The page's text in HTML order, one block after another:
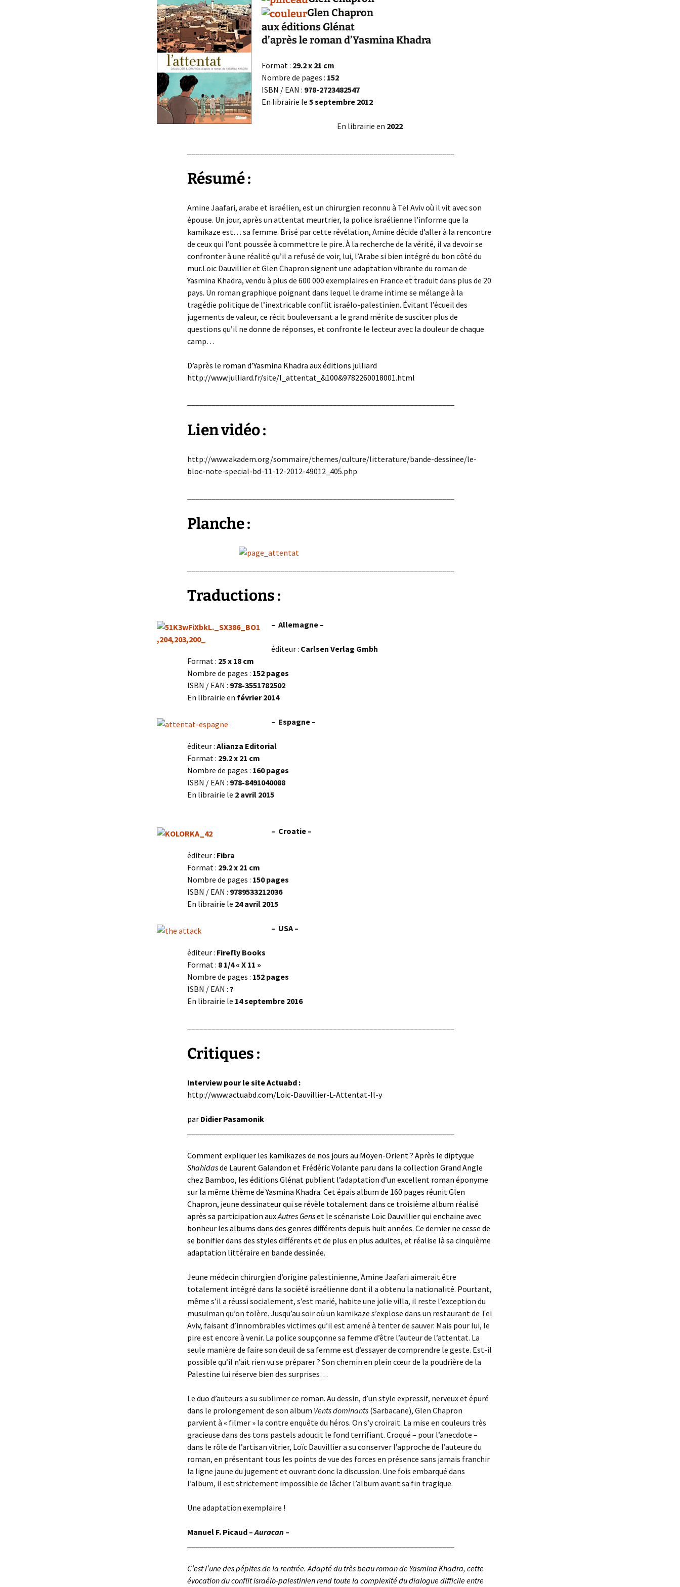
Glen Chapron
aux éditions Glénat
d’après le roman d’Yasmina Khadra
Format : 29.2 x 21 cm
Nombre de pages : 152
ISBN / EAN : 978-2723482547
En librairie le 5 septembre 2012
En librairie en 2022
Résumé :
Amine Jaafari, arabe et israélien, est un chirurgien reconnu à Tel Aviv où il vit avec son
épouse. Un jour, après un attentat meurtrier, la police israélienne l’informe que la
kamikaze est… sa femme. Brisé par cette révélation, Amine décide d’aller à la rencontre
de ceux qui l’ont poussée à commettre le pire. À la recherche de la vérité, il va devoir se
confronter à une réalité qu’il a refusé de voir, lui, l’Arabe si bien intégré du bon côté du
mur.Loïc Dauvillier et Glen Chapron signent une adaptation vibrante du roman de
Yasmina Khadra, vendu à plus de 600 000 exemplaires en France et traduit dans plus de 20
pays. Un roman graphique poignant dans lequel le drame intime se mélange à la
tragédie politique de l’inextricable conflit israélo-palestinien. Évitant l’écueil des
jugements de valeur, ce récit bouleversant a le grand mérite de susciter plus de
questions qu’il ne donne de réponses, et confronte le lecteur avec la douleur de chaque
camp…
D’après le roman d’Yasmina Khadra aux éditions julliard
http://www.julliard.fr/site/l_attentat_&100&9782260018001.html
Lien vidéo :
http://www.akadem.org/sommaire/themes/culture/litterature/bande-dessinee/le-
bloc-note-special-bd-11-12-2012-49012_405.php
Planche :
Traductions :
– Allemagne –
éditeur : Carlsen Verlag Gmbh
Format : 25 x 18 cm
Nombre de pages : 152 pages
ISBN / EAN : 978-3551782502
En librairie en février 2014
– Espagne –
éditeur : Alianza Editorial
Format : 29.2 x 21 cm
Nombre de pages : 160 pages
ISBN / EAN : 978-8491040088
En librairie le 2 avril 2015
– Croatie –
éditeur : Fibra
Format : 29.2 x 21 cm
Nombre de pages : 150 pages
ISBN / EAN : 9789533212036
En librairie le 24 avril 2015
– USA –
éditeur : Firefly Books
Format : 8 1/4 « X 11 »
Nombre de pages : 152 pages
ISBN / EAN : ?
En librairie le 14 septembre 2016
Critiques :
Interview pour le site Actuabd :
http://www.actuabd.com/Loic-Dauvillier-L-Attentat-Il-y
par Didier Pasamonik
Comment expliquer les kamikazes de nos jours au Moyen-Orient ? Après le diptyque
Shahidasde Laurent Galandon et Frédéric Volante paru dans la collection Grand Angle
chez Bamboo, les éditions Glénat publient l’adaptation d’un excellent roman éponyme
sur la même thème de Yasmina Khadra. Cet épais album de 160 pages réunit Glen
Chapron, jeune dessinateur qui se révèle totalement dans ce troisième album réalisé
après sa participation auxAutres Genset le scénariste Loïc Dauvillier qui enchaine avec
bonheur les albums dans des genres différents depuis huit années. Ce dernier ne cesse de
se bonifier dans des styles différents et de plus en plus adultes, et réalise là sa cinquième
adaptation littéraire en bande dessinée.
Jeune médecin chirurgien d’origine palestinienne, Amine Jaafari aimerait être
totalement intégré dans la société israélienne dont il a obtenu la nationalité. Pourtant,
même s’il a réussi socialement, s’est marié, habite une jolie villa, il reste l’exception du
musulman qu’on tolère. Jusqu’au soir où un kamikaze s’explose dans un restaurant de Tel
Aviv, faisant d’innombrables victimes qu’il est amené à tenter de sauver. Mais pour lui, le
pire est encore à venir. La police soupçonne sa femme d’être l’auteur de l’attentat. La
seule manière de faire son deuil de sa femme est d’essayer de comprendre le geste. Est-il
possible qu’il n’ait rien vu se préparer ? Son chemin en plein cœur de la poudrière de la
Palestine lui réserve bien des surprises…
Le duo d’auteurs a su sublimer ce roman. Au dessin, d’un style expressif, nerveux et épuré
dans le prolongement de son album Vents dominants (Sarbacane), Glen Chapron
parvient à « filmer » la contre enquête du héros. On s’y croirait. La mise en couleurs très
gracieuse dans des tons pastels adoucit le fond terrifiant. Croqué – pour l’anecdote –
dans le rôle de l’artisan vitrier, Loïc Dauvillier a su conserver l’approche de l’auteure du
roman, en présentant tous les points de vue des forces en présence sans jamais franchir
la ligne jaune du jugement et ouvrant donc la discussion. Une fois embarqué dans
l’album, il est strictement impossible de lâcher l’album avant sa fin tragique.
Une adaptation exemplaire !
Manuel F. Picaud –Auracan –
C’est l’une des pépites de la rentrée. Adapté du très beau roman de Yasmina Khadra, cette
évocation du conflit israélo-palestinien rend toute la complexité du dialogue difficile entre